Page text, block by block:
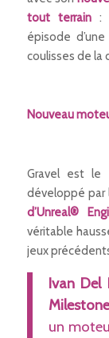
tout terrain:
épisode
coulisses de la
Nouveau
Gravel est le
développé par
d’Unreal®
véritable
jeux
Ivan Del
un